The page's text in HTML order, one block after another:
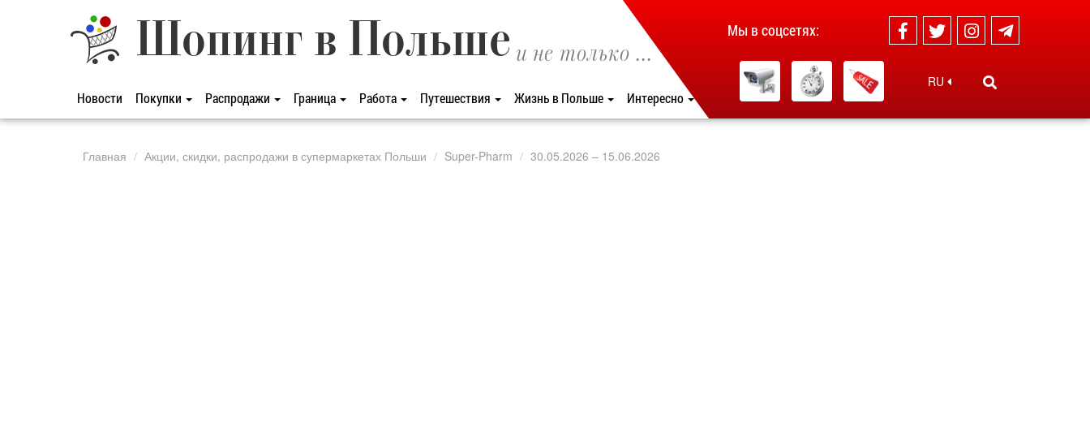
Шопинг в Польше и не только ...
Новости Покупки Распродажи Граница Работа Путешествия Жизнь в Польше Интересно
Мы в соцсетях:
RU
Главная Акции, скидки, распродажи в супермаркетах Польши Super-Pharm 30.05.2026 – 15.06.2026